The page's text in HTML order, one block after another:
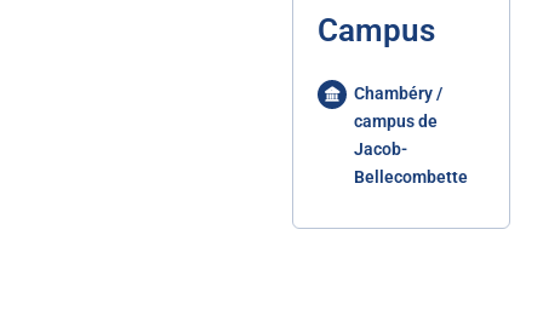
Campus
Chambéry /
campus de
Jacob-
Bellecombette